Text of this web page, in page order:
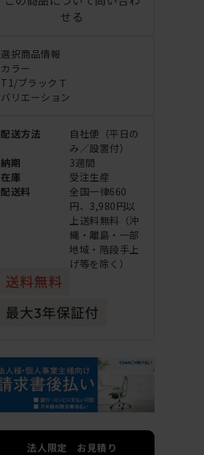
せる
選択商品情報
カラー
T1/ブラックＴ
バリエーション
配送方法
自社便（平日の
み／設置付）
納期
3週間
在庫
受注生産
配送料
全国一律660
円、3,980円以
上送料無料（沖
縄・離島・一部
地域・階段手上
げ等を除く）
法人限定 お見積り